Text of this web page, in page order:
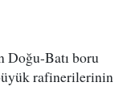
Doğu-Batı boru
rafinerilerinin